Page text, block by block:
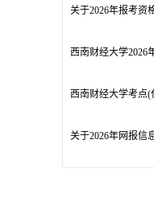
关于2026年报考资
西南财经大学2026
西南财经大学考点(
关于2026年网报信